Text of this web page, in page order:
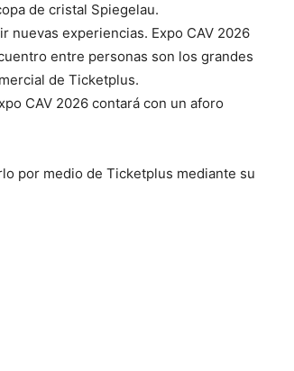
de cristal Spiegelau.
nuevas experiencias. Expo CAV 2026
entre personas son los grandes
de Ticketplus.
CAV 2026 contará con un aforo
por medio de Ticketplus mediante su